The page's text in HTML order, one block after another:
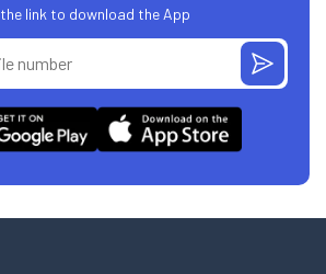
link to download the App